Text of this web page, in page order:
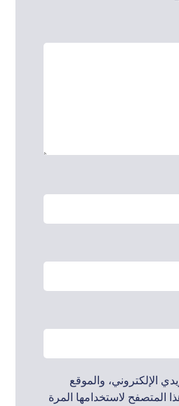
الإلكتروني، والموقع
المتصفح لاستخدامها المرة